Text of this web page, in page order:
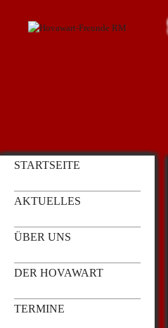
STARTSEITE
AKTUELLES
ÜBER UNS
DER HOVAWART
TERMINE